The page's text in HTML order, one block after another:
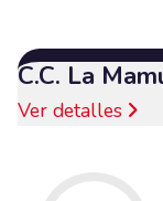
C.C. La
Ver detalles